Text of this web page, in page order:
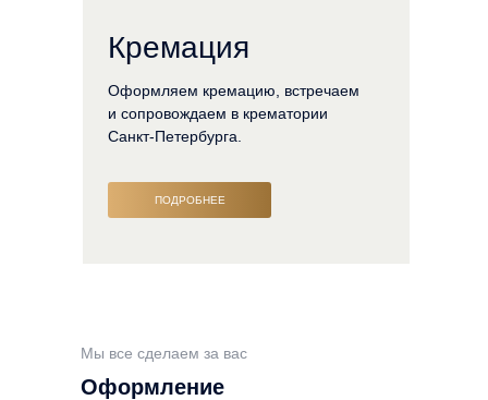
Кремация
ПОДРОБНЕЕ
Оформляем кремацию, встречаем
и сопровождаем в крематории
Санкт-Петербурга.
Мы все сделаем за вас
Оформление